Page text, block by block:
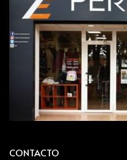
CONTACTO